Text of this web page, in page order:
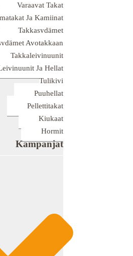
Varaavat Takat
Ja Kamiinat
Takkasydämet
Avotakkaan
Takkaleivinuunit
Ja Hellat
Tulikivi
Puuhellat
Pellettitakat
Kiukaat
Hormit
Kampanjat